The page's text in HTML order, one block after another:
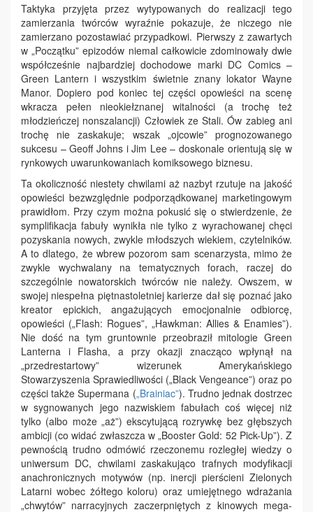
Taktyka przyjęta przez wytypowanych do realizacji tego
zamierzania twórców wyraźnie pokazuje, że niczego nie
zamierzano pozostawiać przypadkowi. Pierwszy z zawartych
w „Początku” epizodów niemal całkowicie zdominowały dwie
współcześnie najbardziej dochodowe marki DC Comics –
Green Lantern i wszystkim świetnie znany lokator Wayne
Manor. Dopiero pod koniec tej części opowieści na scenę
wkracza pełen nieokiełznanej witalności (a trochę też
młodzieńczej nonszalancji) Człowiek ze Stali. Ów zabieg ani
trochę nie zaskakuje; wszak „ojcowie” prognozowanego
sukcesu – Geoff Johns i Jim Lee – doskonale orientują się w
rynkowych uwarunkowaniach komiksowego biznesu.
Ta okoliczność niestety chwilami aż nazbyt rzutuje na jakość
opowieści bezwzględnie podporządkowanej marketingowym
prawidłom. Przy czym można pokusić się o stwierdzenie, że
symplifikacja fabuły wynikła nie tylko z wyrachowanej chęci
pozyskania nowych, zwykle młodszych wiekiem, czytelników.
A to dlatego, że wbrew pozorom sam scenarzysta, mimo że
zwykle wychwalany na tematycznych forach, raczej do
szczególnie nowatorskich twórców nie należy. Owszem, w
swojej niespełna piętnastoletniej karierze dał się poznać jako
kreator epickich, angażujących emocjonalnie odbiorcę,
opowieści („Flash: Rogues”, „Hawkman: Allies & Enamies”).
Nie dość na tym gruntownie przeobraził mitologie Green
Lanterna i Flasha, a przy okazji znacząco wpłynął na
„przedrestartowy” wizerunek Amerykańskiego
Stowarzyszenia Sprawiedliwości („Black Vengeance”) oraz po
części także Supermana („Brainiac”). Trudno jednak dostrzec
w sygnowanych jego nazwiskiem fabułach coś więcej niż
tylko (albo może „aż”) ekscytującą rozrywkę bez głębszych
ambicji (co widać zwłaszcza w „Booster Gold: 52 Pick-Up”). Z
pewnością trudno odmówić rzeczonemu rozległej wiedzy o
uniwersum DC, chwilami zaskakująco trafnych modyfikacji
anachronicznych motywów (np. inercji pierścieni Zielonych
Latarni wobec żółtego koloru) oraz umiejętnego wdrażania
„chwytów” narracyjnych zaczerpniętych z kinowych mega-